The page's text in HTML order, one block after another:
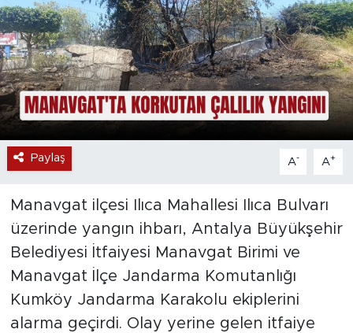
Paylaş A- A+
Manavgat ilçesi Ilıca Mahallesi Ilıca Bulvarı
üzerinde yangın ihbarı, Antalya Büyükşehir
Belediyesi İtfaiyesi Manavgat Birimi ve
Manavgat İlçe Jandarma Komutanlığı
Kumköy Jandarma Karakolu ekiplerini
alarma geçirdi. Olay yerine gelen itfaiye